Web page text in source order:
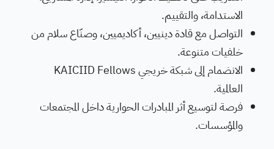
الاستدامة، والتقييم.
التواصل مع قادة دينيين، أكاديميين، وصنّاع سلام من
خلفيات متنوعة.
الانضمام إلى شبكة خريجي KAICIID Fellows
العالمية.
فرصة لتوسيع أثر المبادرات الحوارية داخل المجتمعات
والمؤسسات.